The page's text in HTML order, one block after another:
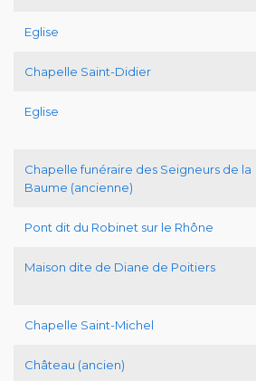
Eglise
Chapelle Saint-Didier
Eglise
Chapelle funéraire des Seigneurs de la
Baume (ancienne)
Pont dit du Robinet sur le Rhône
Maison dite de Diane de Poitiers
Chapelle Saint-Michel
Château (ancien)